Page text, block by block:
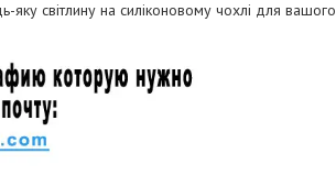
світлину на силіконовому чохлі для вашого